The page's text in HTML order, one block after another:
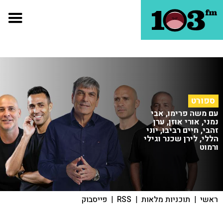
ספורט
עם משה פרימו, אבי
נמני, אורי אוזן, ערן
זהבי, חיים רביבו, יוני
הללי, לירן שכנר וגילי
ורמוט
ראשי | תוכניות מלאות |
RSS
| פייסבוק